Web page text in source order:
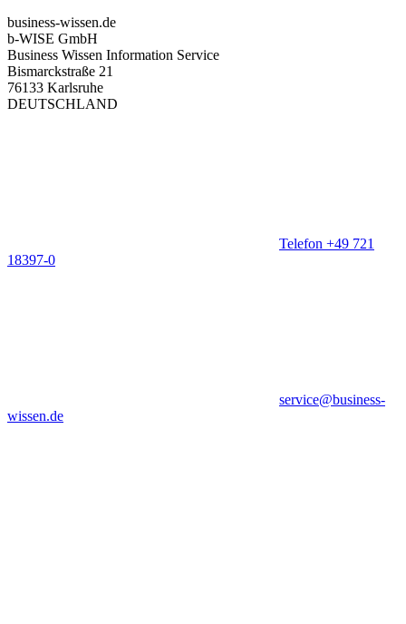
business-wissen.de
b-WISE GmbH
Business Wissen Information Service
Bismarckstraße 21
76133 Karlsruhe
DEUTSCHLAND
Telefon +49 721
18397-0
service@business-
wissen.de